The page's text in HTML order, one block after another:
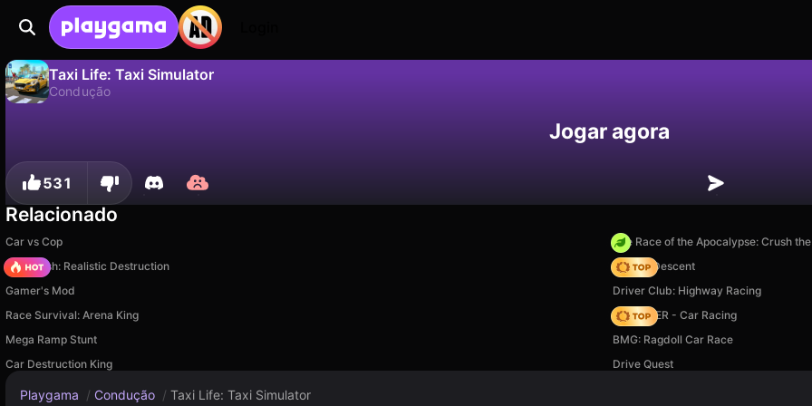
Taxi Life: Taxi Simulator
Condução
Jogar agora
531
Relacionado
Car vs Cop
The Race of the Apocalypse: Crush
Car Crush: Realistic Destruction
Deadly Descent
Gamer's Mod
Driver Club: Highway Racing
Race Survival: Arena King
MR RACER - Car Racing
Mega Ramp Stunt
BMG: Ragdoll Car Race
Car Destruction King
Drive Quest
Playgama / Condução / Taxi Life: Taxi Simulator